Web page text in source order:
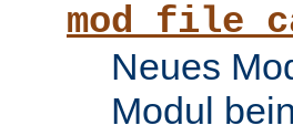
Neues
Modul